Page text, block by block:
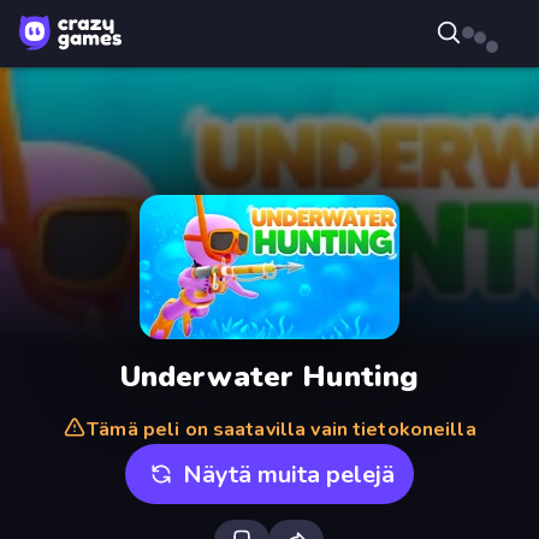
Underwater Hunting
Tämä peli on saatavilla vain tietokoneilla
Näytä muita pelejä